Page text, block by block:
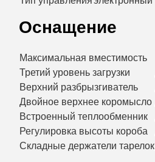
Оснащение
Максимальная вместимость
Третий уровень загрузки
Верхний разбрызгиватель
Двойное верхнее коромысло
Встроенный теплообменник
Регулировка высоты короба
Складные держатели тарелок